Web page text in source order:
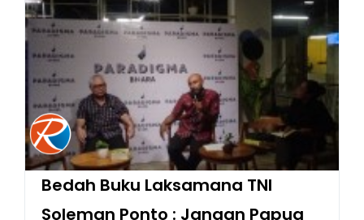
Bedah Buku Laksamana TNI
Soleman Ponto : Jangan Papua